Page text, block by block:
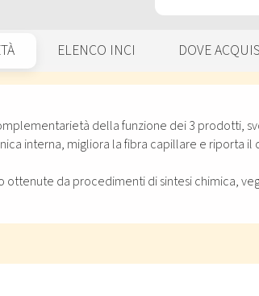
ELENCO INCI DOVE
della funzione dei 3 prodotti,
interna, migliora la fibra capillare e riporta
da procedimenti di sintesi chimica,